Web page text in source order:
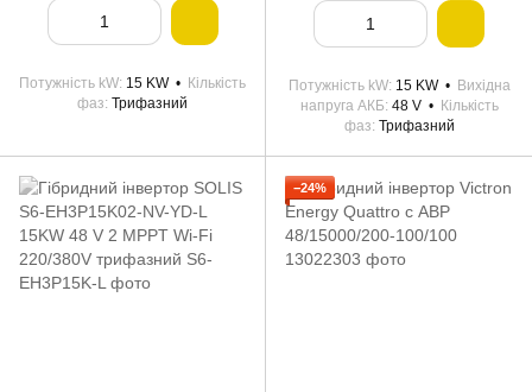
Потужність kW 15 KW
Кількість
фаз Трифазний
Потужність kW 15 KW
Вихідна
напруга АКБ 48 V
Кількість
фаз Трифазний
−24%